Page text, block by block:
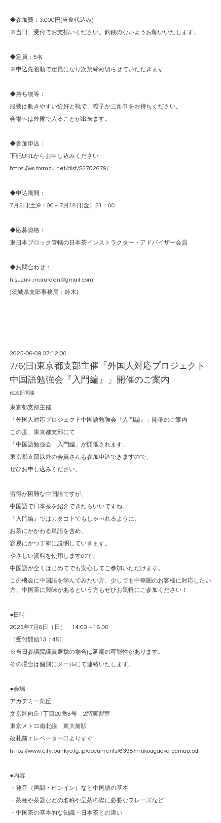
◆参加費：3,000円(昼食代込み)
※当日、受付でお支払いください。釣銭のないようお願いいたします。
◆定員：5名
※申込先着順で定員になり次第締め切らせていただきます
◆持ち物等：
服装は動きやすい恰好と靴で、帽子か三角巾をお持ちください。
会場へは外靴で入ることが出来ます。
◆参加申込：
下記URLからお申し込みください
https://ws.formzu.net/dist/S2702679/
◆申込期間：
7月5日(土)9：00～7月18日(金）21：00
◆応募資格：
東日本ブロック管轄の日本茶インストラクター・アドバイザー会員
◆お問合わせ：
h.suzuki.marutaen@gmail.com
(茨城県支部事務局：鈴木)
2025-06-09 07:12:00
7/6(日)東京都支部主催「外国人対応プロジェクト
中国語勉強会『入門編』」開催のご案内
他支部関連
東京都支部主催
「外国人対応プロジェクト中国語勉強会『入門編』」開催のご案内
この度、東京都支部にて
「中国語勉強会 入門編」が開催されます。
東京都支部以外の会員さんも参加申込できますので、
ぜひお申し込みください。
習得が困難な中国語ですが、
中国語で日本茶を紹介できたらいいですね。
『入門編』ではカタコトでもしゃべれるように、
お茶にかかわる単語を含め、
容易にかつ丁寧に説明していきます。
やさしい資料を使用しますので、
中国語が全くはじめてでも安心してご参加いただけます。
この機会に中国語を学んでみたい方、少しでも中華圏のお客様に対応したい
方、中国茶に興味があるという方もぜひお気軽にご参加ください！
●日時
2025年7月6日（日） 14:00～16:00
（受付開始13：45）
※当日参議院議員選挙の場合は延期の可能性があります。
その場合は個別にメールにて連絡いたします。
●会場
アカデミー向丘
文京区向丘1丁目20番8号 2階実習室
東京メトロ南北線 東大前駅
改札前エレベーター口よりすぐ
https://www.city.bunkyo.lg.jp/documents/6398/mukougaoka-ccmap.pdf
●内容
・発音（声調・ピンイン）など中国語の基本
・茶種や茶器などの名称や呈茶の際に必要なフレーズなど
・中国茶の基本的な知識・日本茶との違い